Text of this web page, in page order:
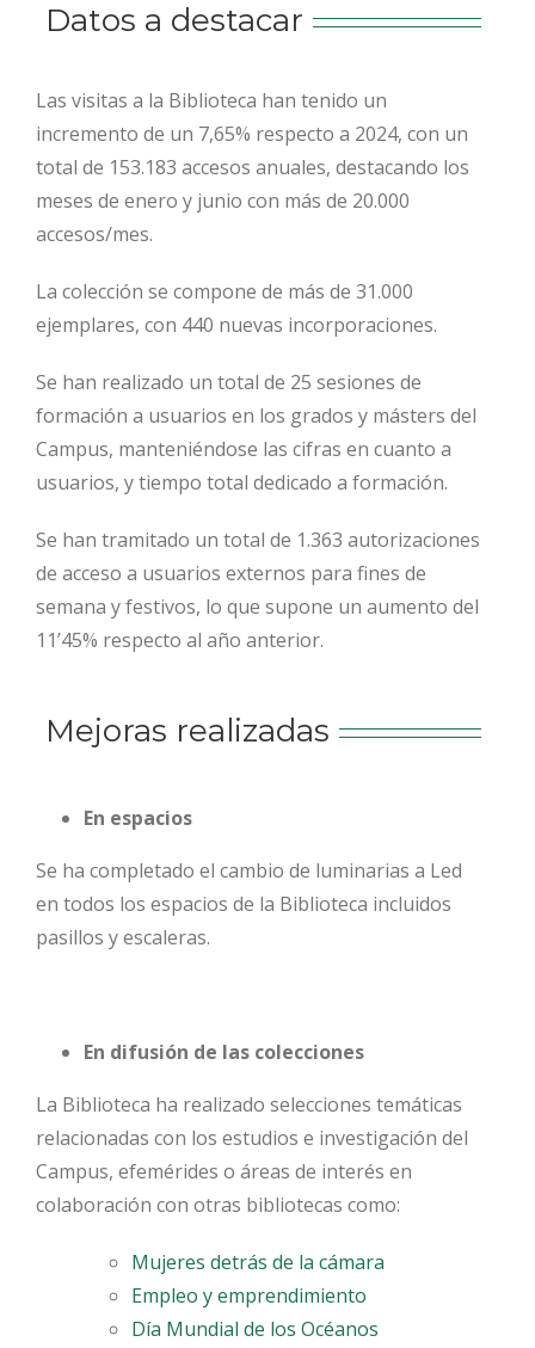
Datos a destacar
Las visitas a la Biblioteca han tenido un
incremento de un 7,65% respecto a 2024, con un
total de 153.183 accesos anuales, destacando los
meses de enero y junio con más de 20.000
accesos/mes.
La colección se compone de más de 31.000
ejemplares, con 440 nuevas incorporaciones.
Se han realizado un total de 25 sesiones de
formación a usuarios en los grados y másters del
Campus, manteniéndose las cifras en cuanto a
usuarios, y tiempo total dedicado a formación.
Se han tramitado un total de 1.363 autorizaciones
de acceso a usuarios externos para fines de
semana y festivos, lo que supone un aumento del
11’45% respecto al año anterior.
Mejoras realizadas
En espacios
Se ha completado el cambio de luminarias a Led
en todos los espacios de la Biblioteca incluidos
pasillos y escaleras.
En difusión de las colecciones
La Biblioteca ha realizado selecciones temáticas
relacionadas con los estudios e investigación del
Campus, efemérides o áreas de interés en
colaboración con otras bibliotecas como:
Mujeres detrás de la cámara
Empleo y emprendimiento
Día Mundial de los Océanos